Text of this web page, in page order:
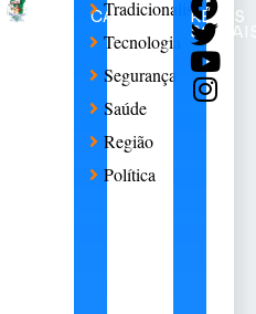
CATEGORIAS
Tradicionalismo
Tecnologia
Segurança
Saúde
Região
Política
REDES